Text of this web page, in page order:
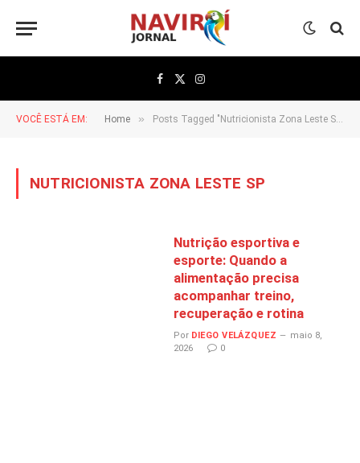
Facebook
X
(Twitter)
Instagram
VOCÊ ESTÁ EM: Home » Posts Tagged "Nutricionista Zona Leste SP"
NUTRICIONISTA ZONA LESTE SP
Nutrição esportiva e
esporte: Quando a
alimentação precisa
acompanhar treino,
recuperação e rotina
Por DIEGO VELÁZQUEZ
maio 8,
2026
0